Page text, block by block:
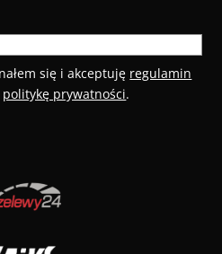
się i akceptuję regulamin
politykę prywatności.